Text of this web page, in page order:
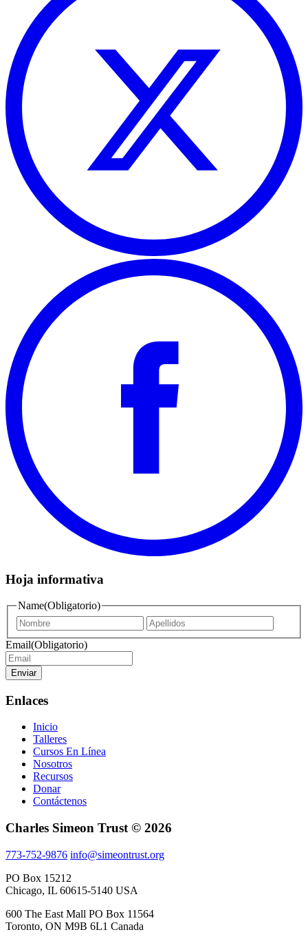
Hoja informativa
Name(Obligatorio)
First
name
name
Email(Obligatorio)
Enviar
Enlaces
Inicio
Talleres
Cursos En Línea
Nosotros
Recursos
Donar
Contáctenos
Charles Simeon Trust © 2026
773-752-9876 info@simeontrust.org
PO Box 15212
Chicago, IL 60615-5140 USA
600 The East Mall PO Box 11564
Toronto, ON M9B 6L1 Canada